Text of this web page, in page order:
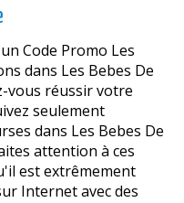
Code Promo Les
dans Les Bebes De
vous réussir votre
seulement
dans Les Bebes De
attention à ces
est extrêmement
Internet avec des